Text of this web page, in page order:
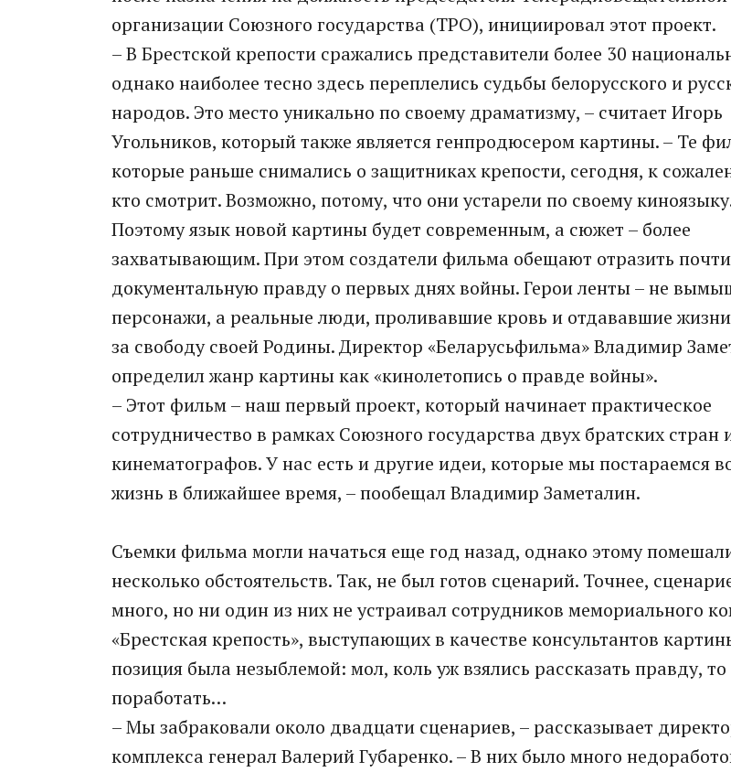
организации Союзного государства (ТРО), инициировал этот проект.
– В Брестской крепости сражались представители более 30
однако наиболее тесно здесь переплелись судьбы белорусского и
народов. Это место уникально по своему драматизму, – считает Игорь
Угольников, который также является генпродюсером картины. – Те
которые раньше снимались о защитниках крепости, сегодня, к
кто смотрит. Возможно, потому, что они устарели по своему
Поэтому язык новой картины будет современным, а сюжет – более
захватывающим. При этом создатели фильма обещают отразить почти
документальную правду о первых днях войны. Герои ленты – не
персонажи, а реальные люди, проливавшие кровь и отдававшие
за свободу своей Родины. Директор «Беларусьфильма» Владимир
определил жанр картины как «кинолетопись о правде войны».
– Этот фильм – наш первый проект, который начинает практическое
сотрудничество в рамках Союзного государства двух братских стран
кинематографов. У нас есть и другие идеи, которые мы постараемся
жизнь в ближайшее время, – пообещал Владимир Заметалин.
Съемки фильма могли начаться еще год назад, однако этому
несколько обстоятельств. Так, не был готов сценарий. Точнее,
много, но ни один из них не устраивал сотрудников мемориального
«Брестская крепость», выступающих в качестве консультантов
позиция была незыблемой: мол, коль уж взялись рассказать правду, то
поработать…
– Мы забраковали около двадцати сценариев, – рассказывает
комплекса генерал Валерий Губаренко. – В них было много